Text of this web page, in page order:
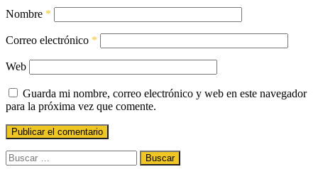
Nombre *
Correo electrónico *
Web
Guarda mi nombre, correo electrónico y web en este navegador
para la próxima vez que comente.
Buscar: